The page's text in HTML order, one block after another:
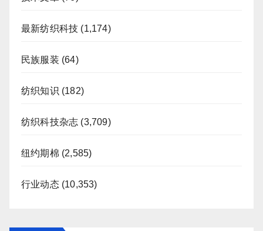
最新纺织科技 (1,174)
民族服装 (64)
纺织知识 (182)
纺织科技杂志 (3,709)
纽约期棉 (2,585)
行业动态(10,353)